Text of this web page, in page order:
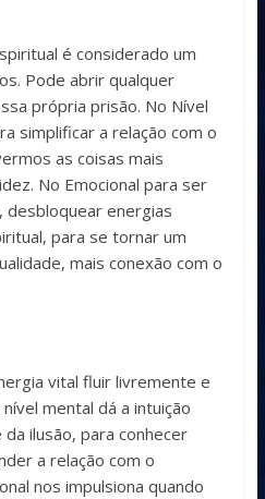
é considerado um
Pode abrir qualquer
própria prisão. No Nível
simplificar a relação com o
as coisas mais
No Emocional para ser
energias
para se tornar um
mais conexão com o
vital fluir livremente e
mental dá a intuição
ilusão, para conhecer
a relação com o
nos impulsiona quando